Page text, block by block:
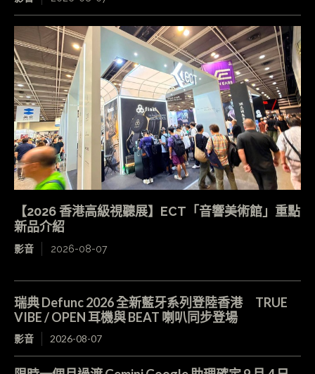
【2026 香港高級視聽展】ECT「音響美術館」重點
新品介紹
影音 2026-08-07
瑞典 Defunc 2026 全新藍牙系列登陸香港 TRUE
VIBE / OPEN 耳機與 BEAT 喇叭同步登場
影音 2026-08-07